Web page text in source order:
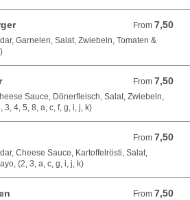
From 7,50
From 7,50 EUR
Garnelen, Salat, Zwiebeln, Tomaten &
From 7,50
From 7,50 EUR
Sauce, Dönerfleisch, Salat, Zwiebeln,
4, 5, 8, a, c, f, g, i, j, k)
From 7,50
From 7,50 EUR
Cheese Sauce, Kartoffelrösti, Salat,
(2, 3, a, c, g, i, j, k)
From 7,50
From 7,50 EUR